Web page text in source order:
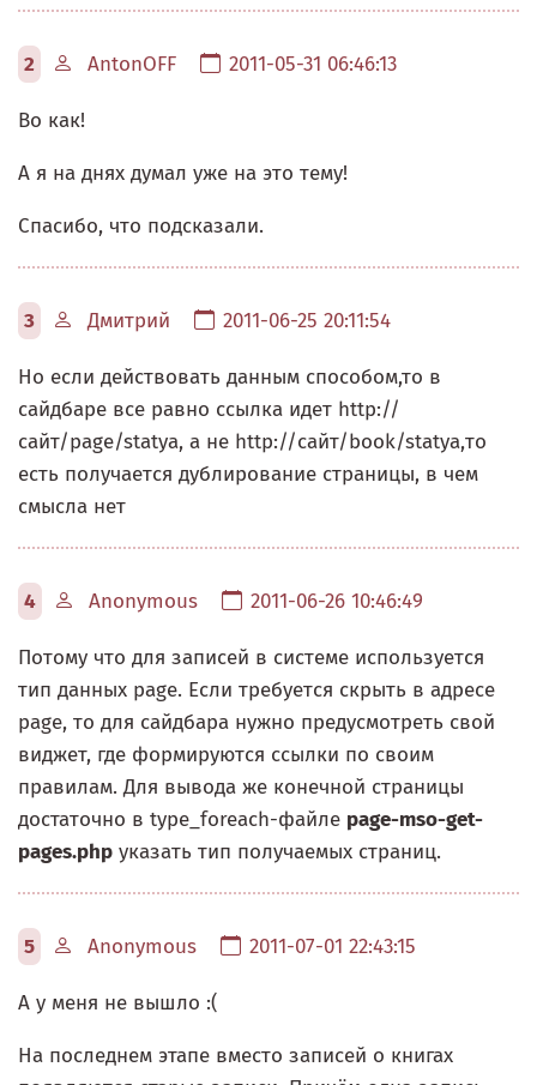
2 AntonOFF 2011-05-31 06:46:13
Во как!
А я на днях думал уже на это тему!
Спасибо, что подсказали.
3 Дмитрий 2011-06-25 20:11:54
Но если действовать данным способом,то в
сайдбаре все равно ссылка идет http://
сайт/page/statya, а не http://сайт/book/statya,то
есть получается дублирование страницы, в чем
смысла нет
4 Anonymous 2011-06-26 10:46:49
Потому что для записей в системе используется
тип данных page. Если требуется скрыть в адресе
page, то для сайдбара нужно предусмотреть свой
виджет, где формируются ссылки по своим
правилам. Для вывода же конечной страницы
достаточно в type_foreach-файле page-mso-get-
pages.php указать тип получаемых страниц.
5 Anonymous 2011-07-01 22:43:15
А у меня не вышло :(
На последнем этапе вместо записей о книгах